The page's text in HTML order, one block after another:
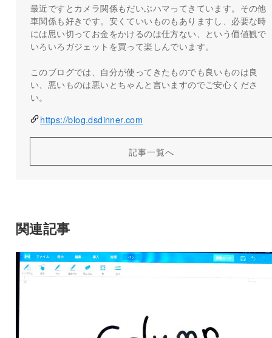
最近ですとカメラ関係もだいぶハマってきています。その他
車関係も好きです。安くていいものもありますし、必要な時
には思い切ってお金をかけるのは仕方ない、という価値観で
いろいろガジェットを買って楽しんでいます。
このブログでは、自分が使ってきたものでも良いものは良
い、悪いものは悪いとちゃんと言いますのでご安心くださ
い。
https://blog.dsdinner.com
記事一覧へ
関連記事